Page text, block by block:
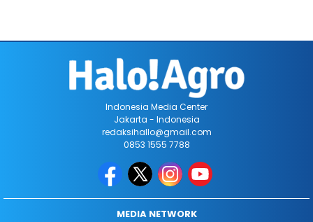
Indonesia Media Center
Jakarta - Indonesia
redaksihallo@gmail.com
0853 1555 7788
MEDIA NETWORK